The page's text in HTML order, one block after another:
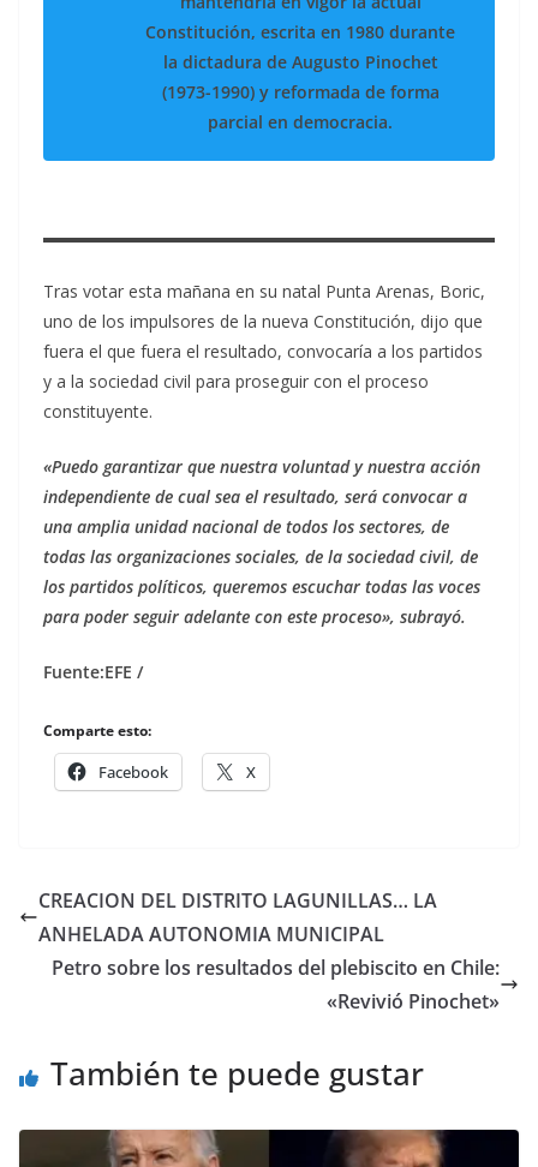
Constitución, escrita en 1980 durante
la dictadura de Augusto Pinochet
(1973-1990) y reformada de forma
parcial en democracia.
Tras votar esta mañana en su natal Punta Arenas, Boric,
uno de los impulsores de la nueva Constitución, dijo que
fuera el que fuera el resultado, convocaría a los partidos
y a la sociedad civil para proseguir con el proceso
constituyente.
«Puedo garantizar que nuestra voluntad y nuestra acción
independiente de cual sea el resultado, será convocar a
una amplia unidad nacional de todos los sectores, de
todas las organizaciones sociales, de la sociedad civil, de
los partidos políticos, queremos escuchar todas las voces
para poder seguir adelante con este proceso», subrayó.
Fuente:EFE /
Comparte esto:
Facebook X
CREACION DEL DISTRITO LAGUNILLAS… LA
ANHELADA AUTONOMIA MUNICIPAL
Petro sobre los resultados del plebiscito en Chile:
«Revivió Pinochet»
También te puede gustar